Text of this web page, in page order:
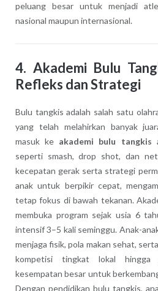
peluang besar untuk menjadi
nasional maupun internasional.
4. Akademi Bulu
Refleks dan Strategi
Bulu tangkis adalah salah satu
yang telah melahirkan banyak
masuk ke akademi bulu tangkis
seperti smash, drop shot, dan
kecepatan gerak serta strategi
anak untuk berpikir cepat,
tetap fokus di bawah tekanan.
membuka program sejak usia 6
intensif 3–5 kali seminggu. Anak-
menjaga fisik, pola makan sehat,
kompetisi tingkat lokal hingga
kesempatan besar untuk
Dengan pendidikan bulu tangkis,